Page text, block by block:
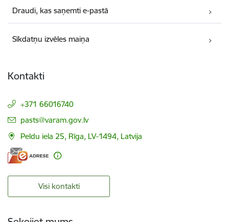
Draudi, kas saņemti e-pastā
Sīkdatņu izvēles maiņa
Kontakti
+371 66016740
E-pasts:
pasts@varam.gov.lv
Peldu iela 25, Rīga, LV-1494, Latvija
Visi kontakti